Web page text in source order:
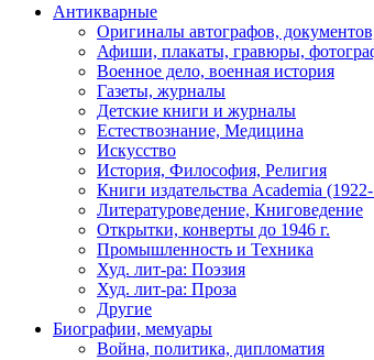
Антикварные
Оригиналы автографов,
Афиши, плакаты, гравюры,
Военное дело, военная история
Газеты, журналы
Детские книги и журналы
Естествознание, Медицина
Искусство
История, Философия, Религия
Книги издательства Academia
Литературоведение, Книговедение
Открытки, конверты до 1946 г.
Промышленность и Техника
Худ. лит-ра: Поэзия
Худ. лит-ра: Проза
Другие
Биографии, мемуары
Война, политика, дипломатия